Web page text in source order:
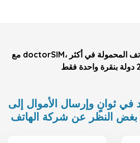
مع doctorSIM، يمكنك شحن رصيد الهواتف المحمولة في أكثر
ثوانٍ وإرسال الأموال إلى
بغض النظر عن شركة الهاتف